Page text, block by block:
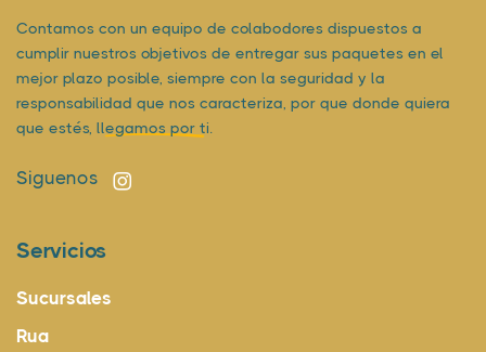
Contamos con un equipo de colabodores dispuestos a
cumplir nuestros objetivos de entregar sus paquetes en el
mejor plazo posible, siempre con la seguridad y la
responsabilidad que nos caracteriza, por que donde quiera
que estés, llegamos por ti.
Siguenos
Servicios
Sucursales
Rua